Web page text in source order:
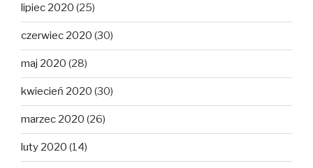
lipiec 2020 (25)
czerwiec 2020 (30)
maj 2020 (28)
kwiecień 2020 (30)
marzec 2020 (26)
luty 2020 (14)